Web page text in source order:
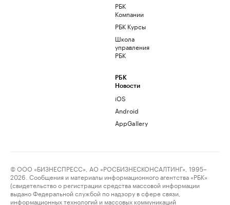
РБК
Компании
РБК Курсы
Школа
управления
РБК
РБК
Новости
iOS
Android
AppGallery
© ООО «БИЗНЕСПРЕСС», АО «РОСБИЗНЕСКОНСАЛТИНГ», 1995–
2026. Сообщения и материалы информационного агентства «РБК»
(свидетельство о регистрации средства массовой информации
выдано Федеральной службой по надзору в сфере связи,
информационных технологий и массовых коммуникаций